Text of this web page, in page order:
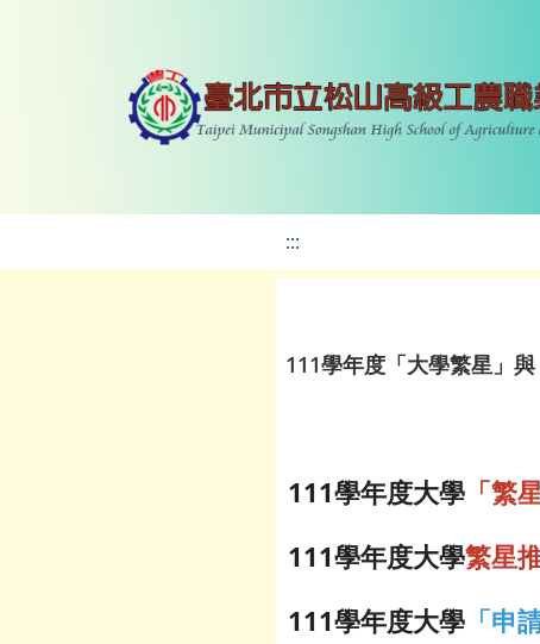
:::
111學年度「大學繁星」
111學年度大學 「繁
111學年度大學繁星
111學年度大學 「申